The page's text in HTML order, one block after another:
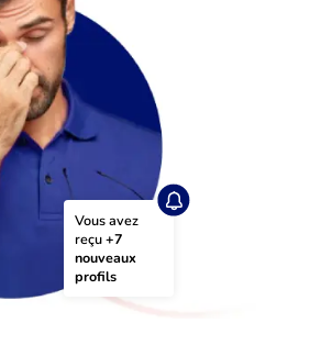
Vous avez
reçu +7
nouveaux
profils